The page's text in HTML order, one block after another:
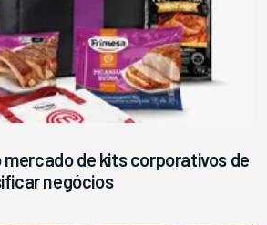
mercado de kits corporativos de
negócios